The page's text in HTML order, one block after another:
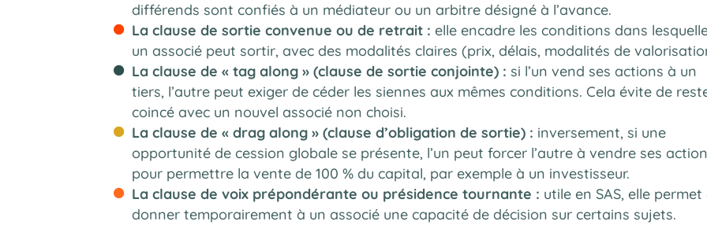
différends sont confiés à un médiateur ou un arbitre désigné à l’avance.
La clause de sortie convenue ou de retrait : elle encadre les conditions dans
un associé peut sortir, avec des modalités claires (prix, délais, modalités de
La clause de « tag along » (clause de sortie conjointe) : si l’un vend ses actions à un
tiers, l’autre peut exiger de céder les siennes aux mêmes conditions. Cela évite de
coincé avec un nouvel associé non choisi.
La clause de « drag along » (clause d’obligation de sortie) : inversement, si une
opportunité de cession globale se présente, l’un peut forcer l’autre à vendre ses
pour permettre la vente de 100 % du capital, par exemple à un investisseur.
La clause de voix prépondérante ou présidence tournante : utile en SAS, elle permet
donner temporairement à un associé une capacité de décision sur certains sujets.